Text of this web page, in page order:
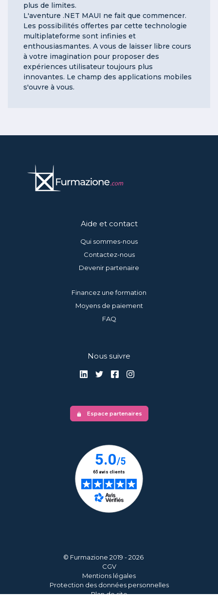
plus de limites.
L'aventure .NET MAUI ne fait que commencer.
Les possibilités offertes par cette technologie
multiplateforme sont infinies et
enthousiasmantes. A vous de laisser libre cours
à votre imagination pour proposer des
expériences utilisateur toujours plus
innovantes. Le champ des applications mobiles
s'ouvre à vous.
Aide et contact
Qui sommes-nous
Contactez-nous
Devenir partenaire
Financez une formation
Moyens de paiement
FAQ
Nous suivre
lock Espace partenaires
© Furmazione 2019 - 2026
CGV
Mentions légales
Protection des données personnelles
Plan de site